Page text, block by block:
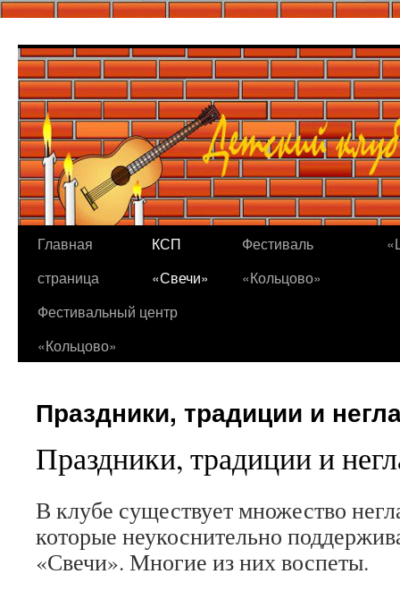
содержимому
Главная
страница
КСП
«Свечи»
Фестиваль
«Кольцово»
Фестивальный центр
«Кольцово»
Праздники, традиции и
Праздники, традиции и
В клубе существует множество
которые неукоснительно
«Свечи». Многие из них воспеты.